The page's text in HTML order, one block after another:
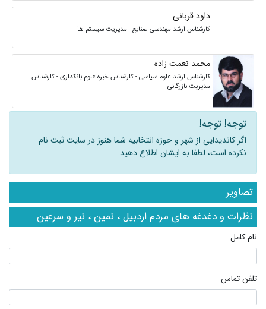
داود قربانی
کارشناس ارشد مهندسی صنایع - مدیریت سیستم ها
محمد نعمت زاده
کارشناس ارشد علوم سیاسی - کارشناس خبره علوم بانکداری - کارشناس
مدیریت بازرگانی
توجه! توجه!
اگر کاندیدایی از شهر و حوزه انتخابیه شما هنوز در سایت ثبت نام
نکرده است، لطفا به ایشان اطلاع دهید
تصاویر
نظرات و دغدغه های مردم اردبیل ، نمین ، نیر و سرعین
نام کامل
تلفن تماس